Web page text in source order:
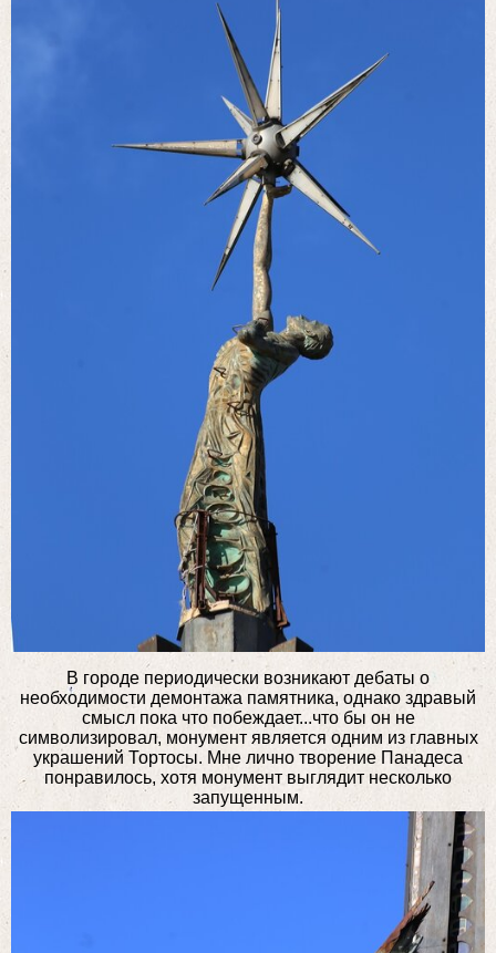
В городе периодически возникают дебаты о
необходимости демонтажа памятника, однако здравый
смысл пока что побеждает...что бы он не
символизировал, монумент является одним из главных
украшений Тортосы. Мне лично творение Панадеса
понравилось, хотя монумент выглядит несколько
запущенным.